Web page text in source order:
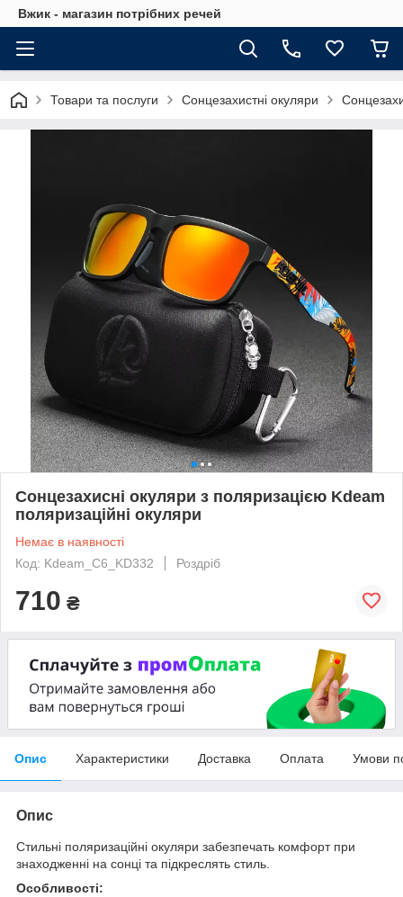
Вжик - магазин потрiбних речей
Товари та послуги Сонцезахистні окуляри
Сонцезахисні окуляри з поляризацією Kdeam
поляризаційні окуляри
Немає в наявності
Код: Kdeam_C6_KD332
Роздріб
710 ₴
Опис Характеристики Доставка Оплата Умови
Опис
Стильні поляризаційні окуляри забезпечать комфорт при
знаходженні на сонці та підкреслять стиль.
Особливості: